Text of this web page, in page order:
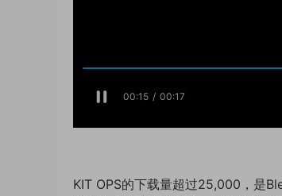
KIT OPS的下载量超过25,000，是